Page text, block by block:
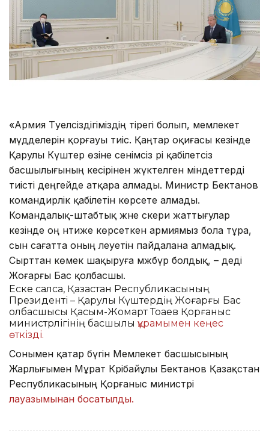
«Армия Тәуелсіздігіміздің тірегі болып, мемлекет
мүдделерін қорғауы тиіс. Қаңтар оқиғасы кезінде
Қарулы Күштер өзіне сенімсіз әрі қабілетсіз
басшылығының кесірінен жүктелген міндеттерді
тиісті деңгейде атқара алмады. Министр Бектанов
командирлік қабілетін көрсете алмады.
Командалық-штабтық және әскери жаттығулар
кезінде оң нәтиже көрсеткен армиямыз бола тұра,
сын сағатта оның әлеуетін пайдалана алмадық.
Сырттан көмек шақыруға мәжбүр болдық, – деді
Жоғарғы Бас қолбасшы.
Еске салсақ, Қазақстан Республикасының
Президенті – Қарулы Күштердің Жоғарғы Бас
қолбасшысы Қасым-Жомарт Тоқаев Қорғаныс
министрлігінің басшылық құрамымен кеңес
өткізді.
Сонымен қатар бүгін Мемлекет басшысының
Жарлығымен Мұрат Кәрібайұлы Бектанов Қазақстан
Республикасының Қорғаныс министрі
лауазымынан босатылды.